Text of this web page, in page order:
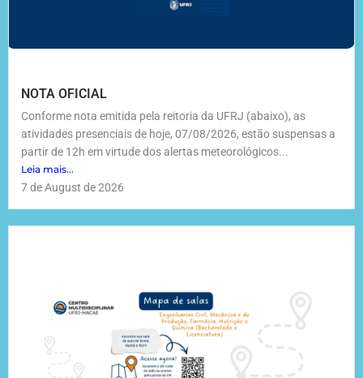
NOTA OFICIAL
Conforme nota emitida pela reitoria da UFRJ (abaixo), as
atividades presenciais de hoje, 07/08/2026, estão suspensas a
partir de 12h em virtude dos alertas meteorológicos...
Leia mais...
7 de August de 2026